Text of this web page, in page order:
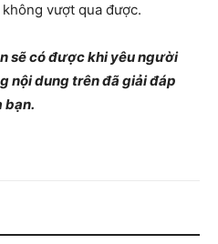
vượt qua được.
sẽ có được khi yêu người
nội dung trên đã giải đáp
bạn.